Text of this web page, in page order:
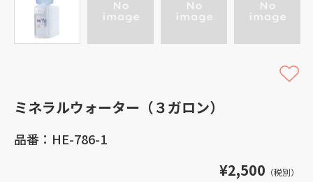
ミネラルウォーター（３ガロン）
品番：HE-786-1
¥2,500 （税別）